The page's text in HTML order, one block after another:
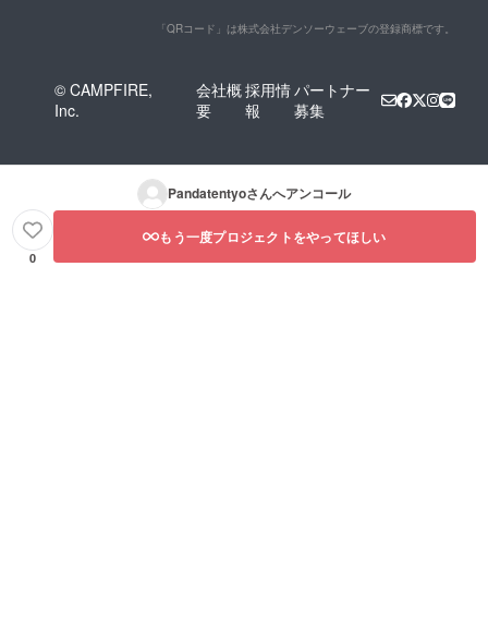
「QRコード」は株式会社デンソーウェーブの登録商標です。
© CAMPFIRE,
Inc.
会社概
要
採用情
報
パートナー
募集
Pandatentyoさんへアンコール
0
もう一度プロジェクトをやってほしい